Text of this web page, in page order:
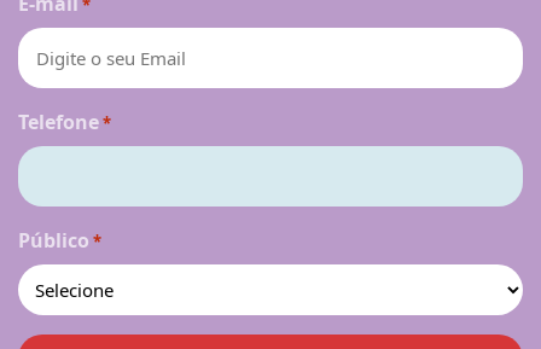
*
Telefone*
Público *